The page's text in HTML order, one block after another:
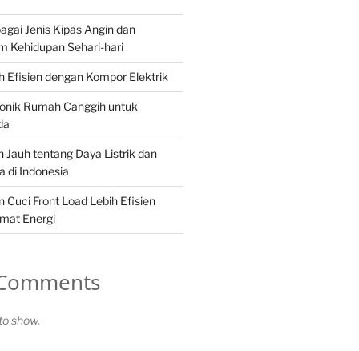
Jenis Kipas Angin dan
Kehidupan Sehari-hari
Efisien dengan Kompor Elektrik
Rumah Canggih untuk
Jauh tentang Daya Listrik dan
di Indonesia
Cuci Front Load Lebih Efisien
Energi
show.